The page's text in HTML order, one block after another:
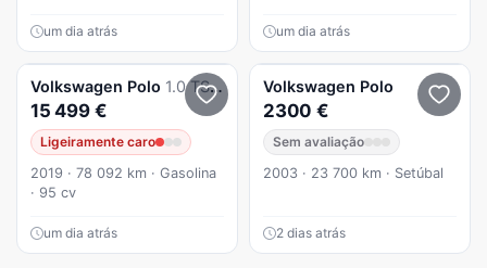
um dia atrás um dia atrás
Volkswagen Polo 1.0 TSI Confortline DSG
15 499 €
Ligeiramente caro
2019 · 78 092 km · Gasolina
· 95 cv
um dia atrás
Volkswagen Polo
2300 €
Sem avaliação
2003 · 23 700 km · Setúbal
2 dias atrás